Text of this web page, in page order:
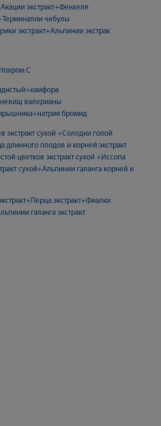
экстракт+Фенхеля
чебулы
экстракт+Альпинии экстрак
С
валерианы
бромид
экстракт сухой +Солодки голой
длинного плодов и корней экстракт
цветков экстракт сухой +Иссопа
сухой+Альпинии галанга корней и
экстракт+Фиалки
галанга экстракт